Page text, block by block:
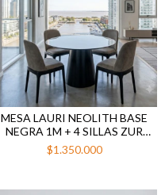
MESA LAURI NEOLITH BASE
NEGRA 1M + 4 SILLAS ZUR
MARRÓN
$1.350.000